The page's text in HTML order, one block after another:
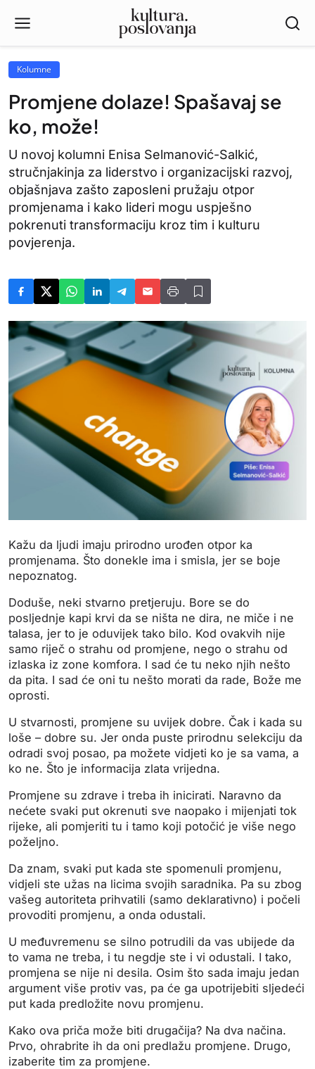
Kolumne
Promjene dolaze! Spašavaj se
ko, može!
U novoj kolumni Enisa Selmanović-Salkić,
stručnjakinja za liderstvo i organizacijski razvoj,
objašnjava zašto zaposleni pružaju otpor
promjenama i kako lideri mogu uspješno
pokrenuti transformaciju kroz tim i kulturu
povjerenja.
Kažu da ljudi imaju prirodno urođen otpor ka
promjenama. Što donekle ima i smisla, jer se boje
nepoznatog.
Doduše, neki stvarno pretjeruju. Bore se do
posljednje kapi krvi da se ništa ne dira, ne miče i ne
talasa, jer to je oduvijek tako bilo. Kod ovakvih nije
samo riječ o strahu od promjene, nego o strahu od
izlaska iz zone komfora. I sad će tu neko njih nešto
da pita. I sad će oni tu nešto morati da rade, Bože me
oprosti.
U stvarnosti, promjene su uvijek dobre. Čak i kada su
loše – dobre su. Jer onda puste prirodnu selekciju da
odradi svoj posao, pa možete vidjeti ko je sa vama, a
ko ne. Što je informacija zlata vrijedna.
Promjene su zdrave i treba ih inicirati. Naravno da
nećete svaki put okrenuti sve naopako i mijenjati tok
rijeke, ali pomjeriti tu i tamo koji potočić je više nego
poželjno.
Da znam, svaki put kada ste spomenuli promjenu,
vidjeli ste užas na licima svojih saradnika. Pa su zbog
vašeg autoriteta prihvatili (samo deklarativno) i počeli
provoditi promjenu, a onda odustali.
U međuvremenu se silno potrudili da vas ubijede da
to vama ne treba, i tu negdje ste i vi odustali. I tako,
promjena se nije ni desila. Osim što sada imaju jedan
argument više protiv vas, pa će ga upotrijebiti sljedeći
put kada predložite novu promjenu.
Kako ova priča može biti drugačija? Na dva načina.
Prvo, ohrabrite ih da oni predlažu promjene. Drugo,
izaberite tim za promjene.